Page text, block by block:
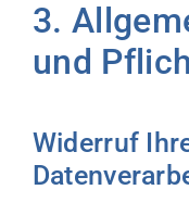
3.
und
Widerruf